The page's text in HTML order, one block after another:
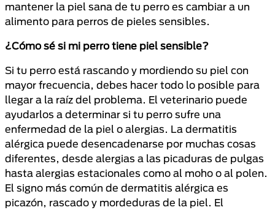
mantener la piel sana de tu perro es cambiar a un
alimento para perros de pieles sensibles.
¿Cómo sé si mi perro tiene piel sensible?
Si tu perro está rascando y mordiendo su piel con
mayor frecuencia, debes hacer todo lo posible para
llegar a la raíz del problema. El veterinario puede
ayudarlos a determinar si tu perro sufre una
enfermedad de la piel o alergias. La dermatitis
alérgica puede desencadenarse por muchas cosas
diferentes, desde alergias a las picaduras de pulgas
hasta alergias estacionales como al moho o al polen.
El signo más común de dermatitis alérgica es
picazón, rascado y mordeduras de la piel. El